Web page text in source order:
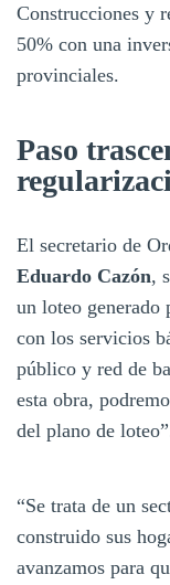
Construcciones y
50% con una
provinciales.
Paso
El secretario de
Eduardo Cazón,
un loteo generado
con los servicios
público y red de
esta obra,
del plano de
“Se trata de un
construido sus
avanzamos para